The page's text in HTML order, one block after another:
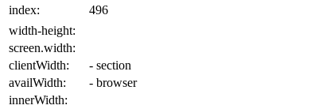
index:
496
width-height:
screen.width:
clientWidth:
- section
availWidth:
- browser
innerWidth: